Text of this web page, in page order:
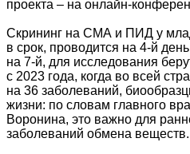
проекта – на онлайн-
Скрининг на СМА и ПИД у
в срок, проводится на 4-й
на 7-й, для исследования
с 2023 года, когда во всей
на 36 заболеваний,
жизни: по словам главного
Воронина, это важно для
заболеваний обмена веществ.